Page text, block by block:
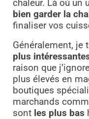
chaleur. Là où un
bien garder la
finaliser vos
Généralement, je
plus
raison que
plus élevés en
boutiques
marchands
sont les plus bas